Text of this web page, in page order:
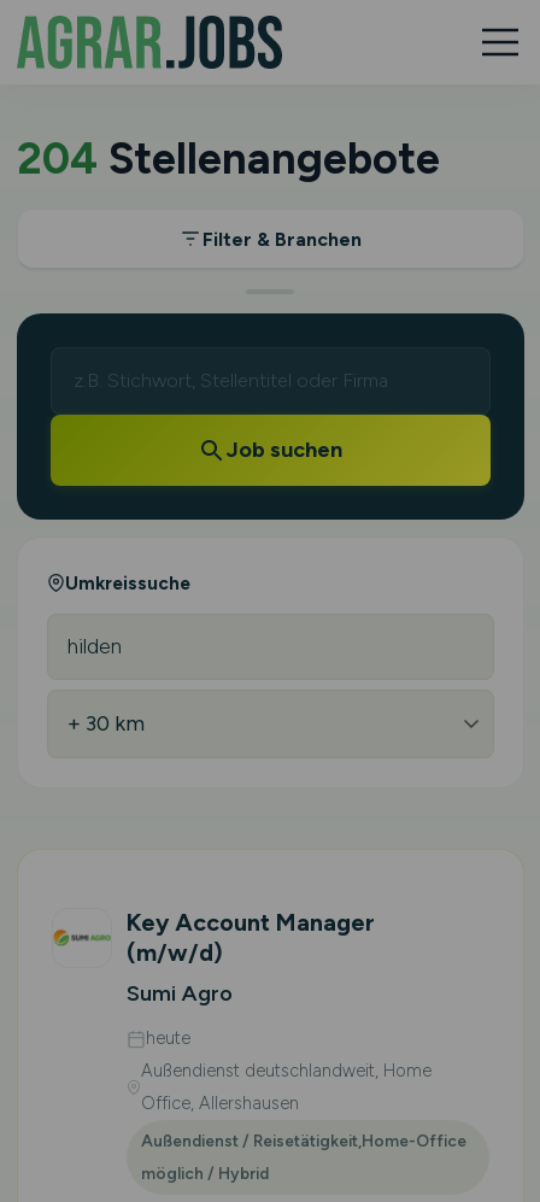
204 Stellenangebote
Filter & Branchen
Job suchen
Umkreissuche
Key Account Manager
(m/w/d)
Sumi Agro
heute
Außendienst deutschlandweit, Home
Office, Allershausen
Außendienst / Reisetätigkeit,Home-Office
möglich / Hybrid